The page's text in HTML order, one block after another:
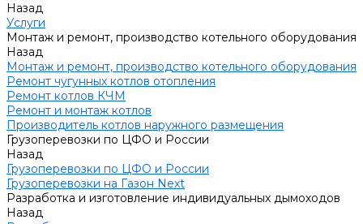
Назад
Услуги
Монтаж и ремонт, производство котельного оборудования
Назад
Монтаж и ремонт, производство котельного оборудования
Ремонт чугунных котлов отопления
Ремонт котлов КЧМ
Ремонт и монтаж котлов
Производитель котлов наружного размещения
Грузоперевозки по ЦФО и России
Назад
Грузоперевозки по ЦФО и России
Грузоперевозки на Газон Next
Разработка и изготовление индивидуальных дымоходов
Назад